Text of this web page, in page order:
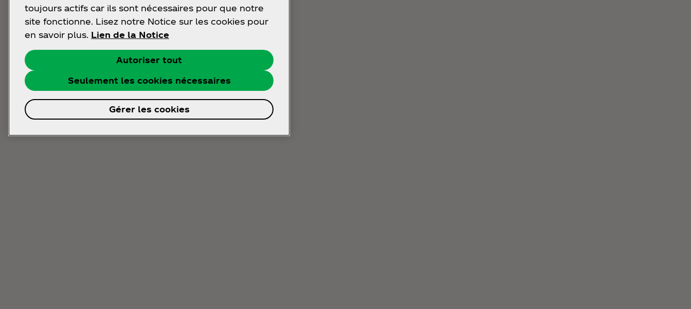
toujours actifs car ils sont nécessaires pour que notre
site fonctionne. Lisez notre Notice sur les cookies pour
en savoir plus. Lien de la Notice
Autoriser tout
Seulement les cookies nécessaires
Gérer les cookies